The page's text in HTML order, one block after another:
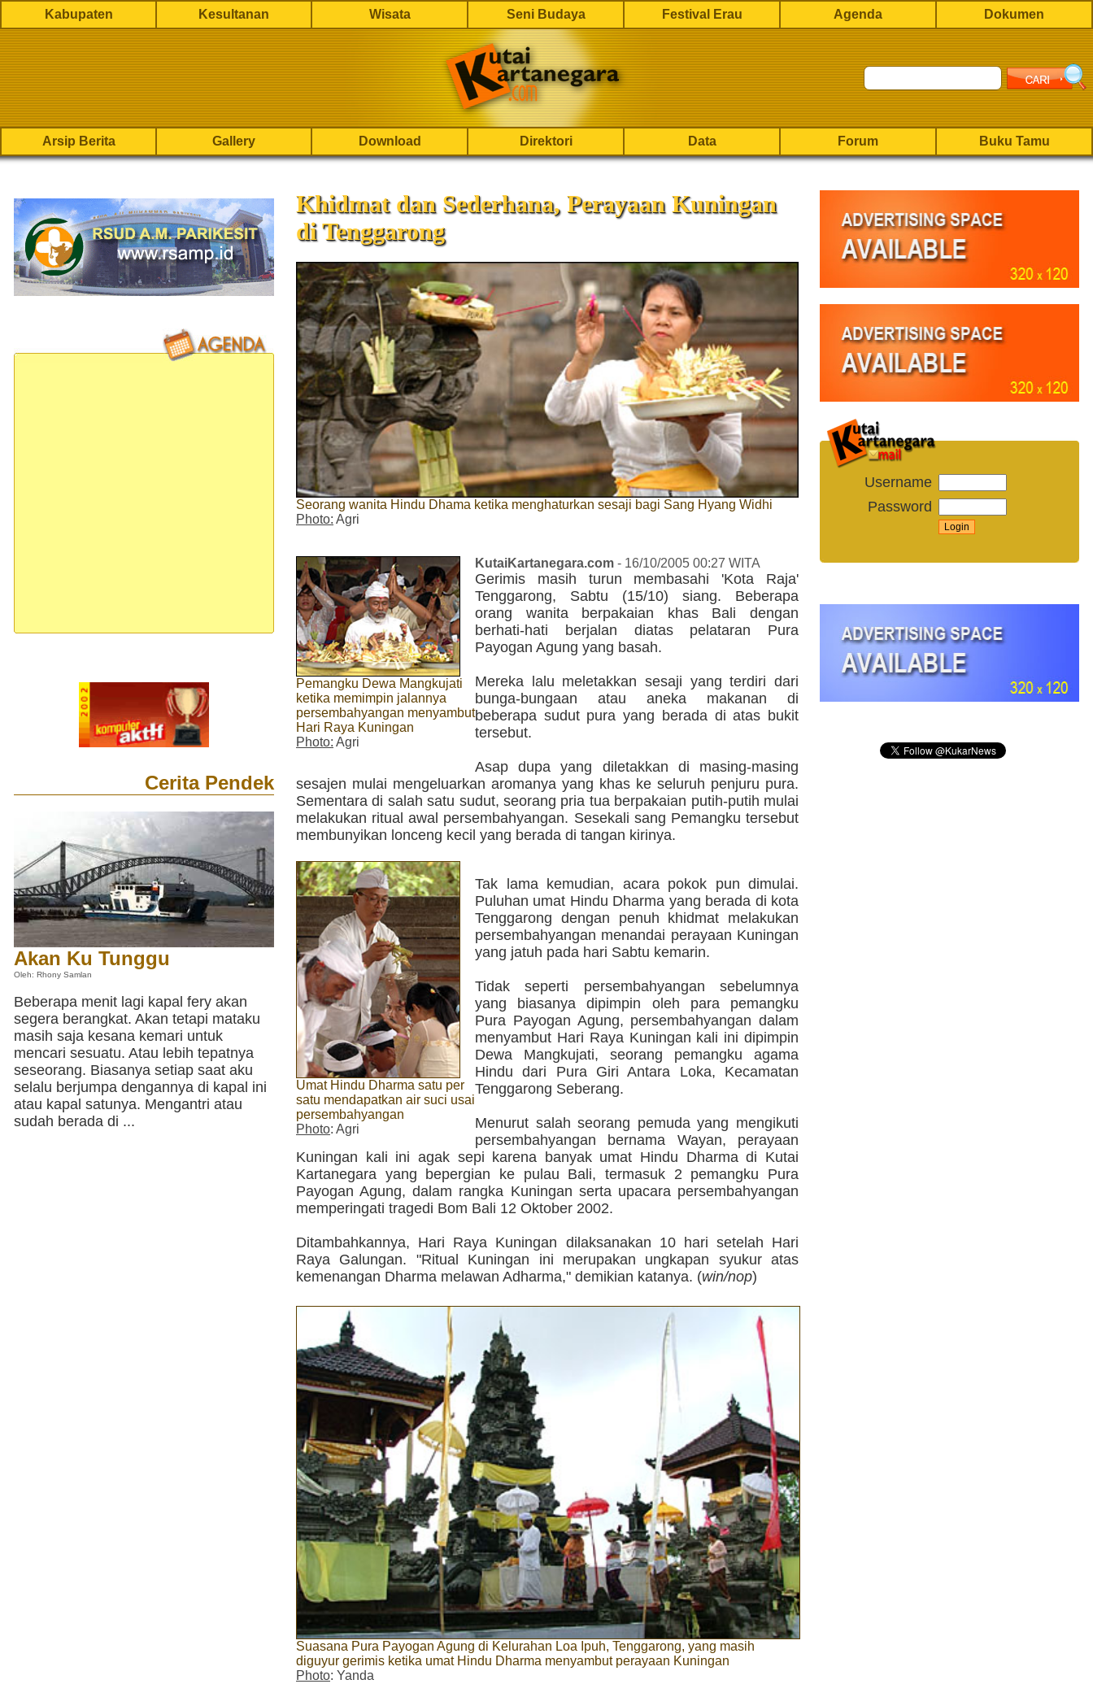
Kabupaten Kesultanan Wisata Seni Budaya Festival Erau Agenda Dokumen
Arsip Berita Gallery Download Direktori Data Forum Buku Tamu
Cerita Pendek
Akan Ku Tunggu
Oleh: Rhony Samlan
Beberapa menit lagi kapal fery akan
segera berangkat. Akan tetapi mataku
masih saja kesana kemari untuk
mencari sesuatu. Atau lebih tepatnya
seseorang. Biasanya setiap saat aku
selalu berjumpa dengannya di kapal ini
atau kapal satunya. Mengantri atau
sudah berada di ...
Khidmat dan Sederhana, Perayaan Kuningan
di Tenggarong
Seorang wanita Hindu Dhama ketika menghaturkan sesaji bagi Sang Hyang Widhi
Photo: Agri
Pemangku Dewa Mangkujati
ketika memimpin jalannya
persembahyangan menyambut
Hari Raya Kuningan
Photo: Agri
KutaiKartanegara.com - 16/10/2005 00:27 WITA
Gerimis masih turun membasahi 'Kota Raja'
Tenggarong, Sabtu (15/10) siang. Beberapa
orang wanita berpakaian khas Bali dengan
berhati-hati berjalan diatas pelataran Pura
Payogan Agung yang basah.
Mereka lalu meletakkan sesaji yang terdiri dari
bunga-bungaan atau aneka makanan di
beberapa sudut pura yang berada di atas bukit
tersebut.
Asap dupa yang diletakkan di masing-masing
sesajen mulai mengeluarkan aromanya yang khas ke seluruh penjuru pura.
Sementara di salah satu sudut, seorang pria tua berpakaian putih-putih mulai
melakukan ritual awal persembahyangan. Sesekali sang Pemangku tersebut
membunyikan lonceng kecil yang berada di tangan kirinya.
Umat Hindu Dharma satu per
satu mendapatkan air suci usai
persembahyangan
Photo: Agri
Tak lama kemudian, acara pokok pun dimulai.
Puluhan umat Hindu Dharma yang berada di kota
Tenggarong dengan penuh khidmat melakukan
persembahyangan menandai perayaan Kuningan
yang jatuh pada hari Sabtu kemarin.
Tidak seperti persembahyangan sebelumnya
yang biasanya dipimpin oleh para pemangku
Pura Payogan Agung, persembahyangan dalam
menyambut Hari Raya Kuningan kali ini dipimpin
Dewa Mangkujati, seorang pemangku agama
Hindu dari Pura Giri Antara Loka, Kecamatan
Tenggarong Seberang.
Menurut salah seorang pemuda yang mengikuti
persembahyangan bernama Wayan, perayaan
Kuningan kali ini agak sepi karena banyak umat Hindu Dharma di Kutai
Kartanegara yang bepergian ke pulau Bali, termasuk 2 pemangku Pura
Payogan Agung, dalam rangka Kuningan serta upacara persembahyangan
memperingati tragedi Bom Bali 12 Oktober 2002.
Ditambahkannya, Hari Raya Kuningan dilaksanakan 10 hari setelah Hari
Raya Galungan. "Ritual Kuningan ini merupakan ungkapan syukur atas
kemenangan Dharma melawan Adharma," demikian katanya. (win/nop)
Suasana Pura Payogan Agung di Kelurahan Loa Ipuh, Tenggarong, yang masih
diguyur gerimis ketika umat Hindu Dharma menyambut perayaan Kuningan
Photo: Yanda
Username
Password